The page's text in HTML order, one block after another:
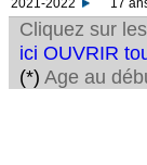
2021-2022
17
Cliquez sur
ici OUVRIR
(*) Age au